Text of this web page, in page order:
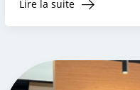
Lire la suite